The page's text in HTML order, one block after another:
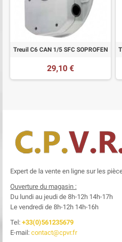
Treuil C6 CAN 1/5 SFC SOPROFEN
29,10 €
Expert de la vente en ligne sur les
Ouverture du magasin :
Du lundi au jeudi de 8h-12h 14h-17h
Le vendredi de 8h-12h 14h-16h
Tel: +33(0)561235679
E-mail: contact@cpvr.fr